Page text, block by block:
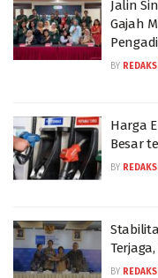
Jalin
Gajah
BY REDAKSI
Harga
Besar
BY REDAKSI
BY REDAKSI